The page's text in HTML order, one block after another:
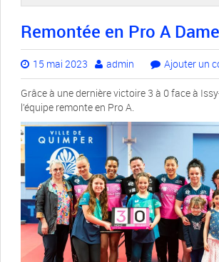
Remontée en Pro A
15 mai 2023 admin Ajouter un
Grâce à une dernière victoire 3 à 0 face à
l’équipe remonte en Pro A.